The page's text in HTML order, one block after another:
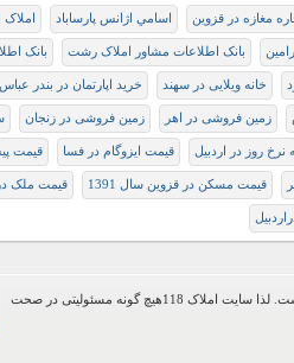
مغازه در قزوین اسامي اژانس پارساباد املاک 118
بانک اطلاعات مشاور املاک رشت بانک
خانه ویلایی در سهند خرید اپارتمان در بندر عباس
زمین فروشی در اهر زمین فروشی در زنجان
روز در اردبیل قیمت ایزوگام در فسا قیمت
قیمت مسکن در قزوین سال 1391 قیمت ملک
اطلاعات موجود در این وب سایت از طریق کاربران عمومی سایت ثبت شده است. لذا سایت املاک 118هیچ گونه مسئولیتی در صحت